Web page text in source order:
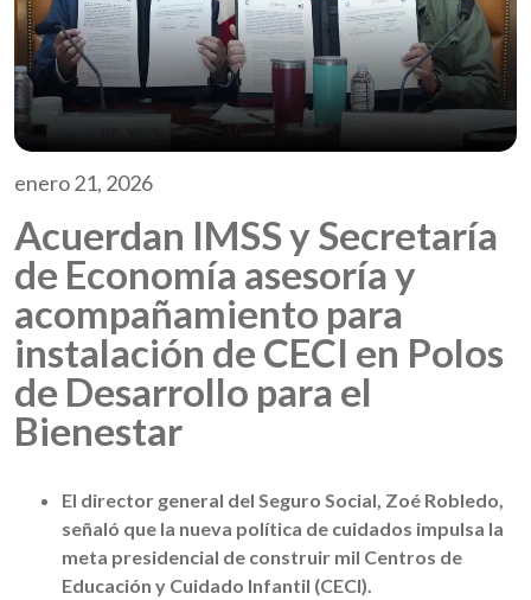
enero 21, 2026
Acuerdan IMSS y Secretaría
de Economía asesoría y
acompañamiento para
instalación de CECI en Polos
de Desarrollo para el
Bienestar
El director general del Seguro Social, Zoé Robledo,
señaló que la nueva política de cuidados impulsa la
meta presidencial de construir mil Centros de
Educación y Cuidado Infantil (CECI).